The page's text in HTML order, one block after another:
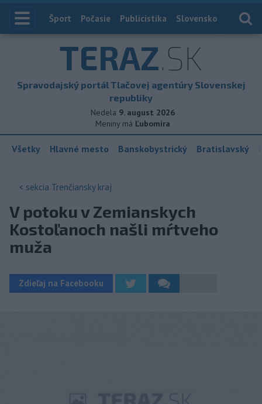
Index
Šport Počasie Publicistika Slovensko
TERAZ.SK
Spravodajský portál Tlačovej agentúry Slovenskej
republiky
Nedela 9. august 2026
Meniny má Ľubomíra
Všetky Hlavné mesto Banskobystrický Bratislavský
< sekcia Trenčiansky kraj
V potoku v Zemianskych
Kostoľanoch našli mŕtveho
muža
Zdieľaj na Facebooku